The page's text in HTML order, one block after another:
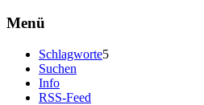
Menü
Schlagworte5
Suchen
Info
RSS-Feed